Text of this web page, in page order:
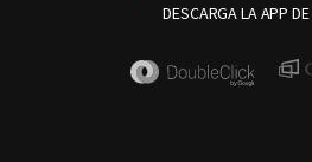
DESCARGA LA APP